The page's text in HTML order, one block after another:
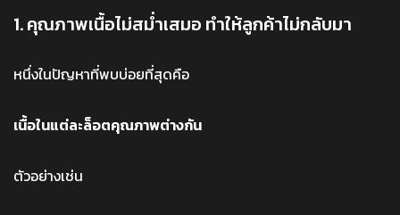
1. คุณภาพเนื้อไม่สม่ำเสมอ ทำให้ลูกค้าไม่กลับมา
หนึ่งในปัญหาที่พบบ่อยที่สุดคือ
เนื้อในแต่ละล็อตคุณภาพต่างกัน
ตัวอย่างเช่น